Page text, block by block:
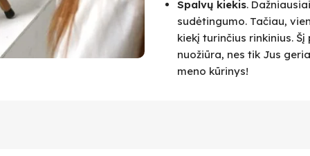
Spalvų kiekis.
sudėtingumo. Tačiau,
kiekį turinčius rinkinius.
nuožiūra, nes tik Jus
meno kūrinys!